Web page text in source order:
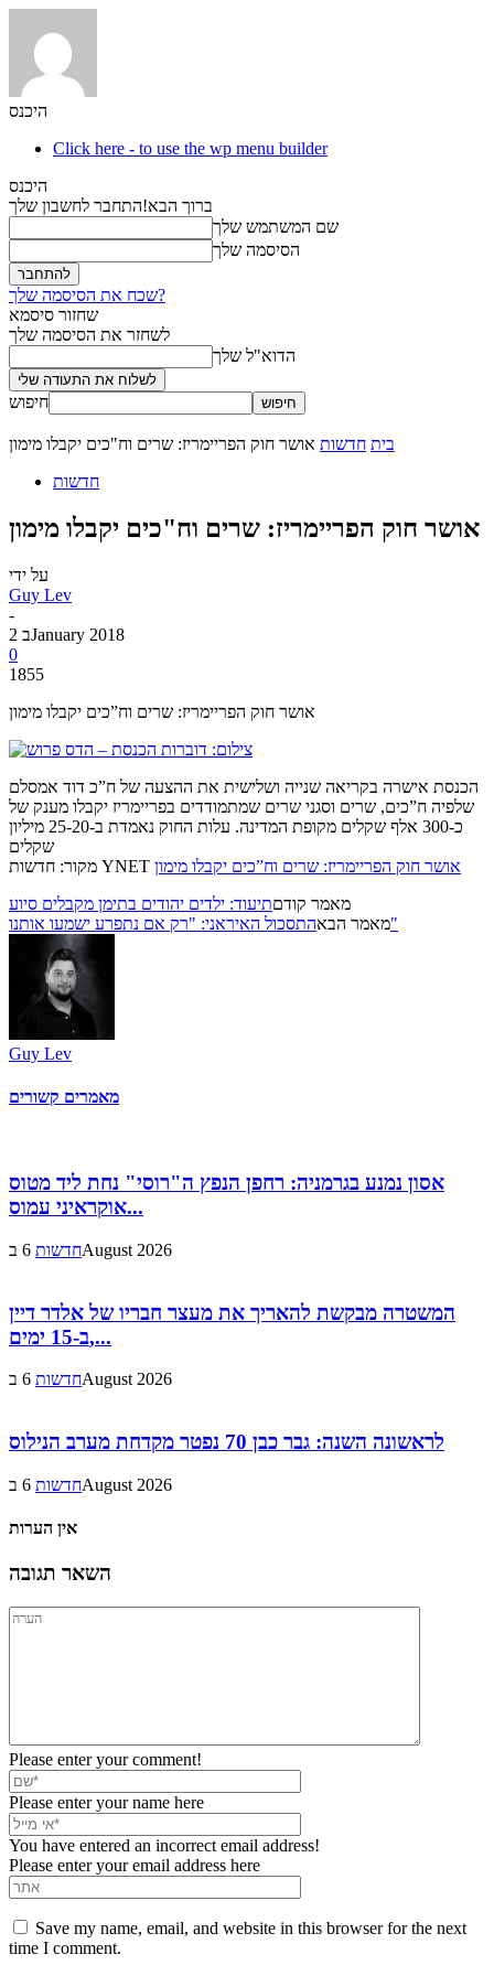
היכנס
Click here - to use the wp menu builder
היכנס
ברוך הבא!התחבר לחשבון שלך
שם המשתמש שלך
הסיסמה שלך
שכח את הסיסמה שלך?
שחזור סיסמא
לשחזר את הסיסמה שלך
הדוא"ל שלך
חיפוש
בית חדשות אושר חוק הפריימריז: שרים וח"כים יקבלו מימון
חדשות
אושר חוק הפריימריז: שרים וח"כים יקבלו מימון
על ידי
Guy Lev
-
2 בJanuary 2018
0
1855
אושר חוק הפריימריז: שרים וח”כים יקבלו מימון
הכנסת אישרה בקריאה שנייה ושלישית את ההצעה של ח”כ דוד אמסלם
שלפיה ח”כים, שרים וסגני שרים שמתמודדים בפריימריז יקבלו מענק של
כ-300 אלף שקלים מקופת המדינה. עלות החוק נאמדת ב-25-20 מיליון
שקלים
מקור: חדשות YNET אושר חוק הפריימריז: שרים וח”כים יקבלו מימון
מאמר קודםתיעוד: ילדים יהודים בתימן מקבלים סיוע
מאמר הבאהתסכול האיראני: "רק אם נתפרע ישמעו אותנו"
Guy Lev
מאמרים קשורים
אסון נמנע בגרמניה: רחפן הנפץ ה"רוסי" נחת ליד מטוס
אוקראיני עמוס...
חדשות6 בAugust 2026
המשטרה מבקשת להאריך את מעצר חבריו של אלדר דיין
ב-15 ימים,...
חדשות6 בAugust 2026
לראשונה השנה: גבר כבן 70 נפטר מקדחת מערב הנילוס
חדשות6 בAugust 2026
אין הערות
השאר תגובה
Please enter your comment!
Please enter your name here
You have entered an incorrect email address!
Please enter your email address here
Save my name, email, and website in this browser for the next
time I comment.